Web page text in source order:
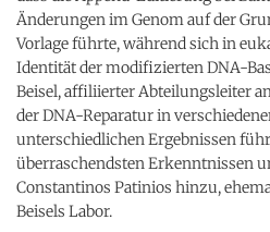
Änderungen im Genom auf der
Vorlage führte, während sich in
Identität der modifizierten DNA-
Beisel, affiliierter Abteilungsleiter
der DNA-Reparatur in
unterschiedlichen Ergebnissen
überraschendsten Erkenntnissen
Constantinos Patinios hinzu,
Beisels Labor.